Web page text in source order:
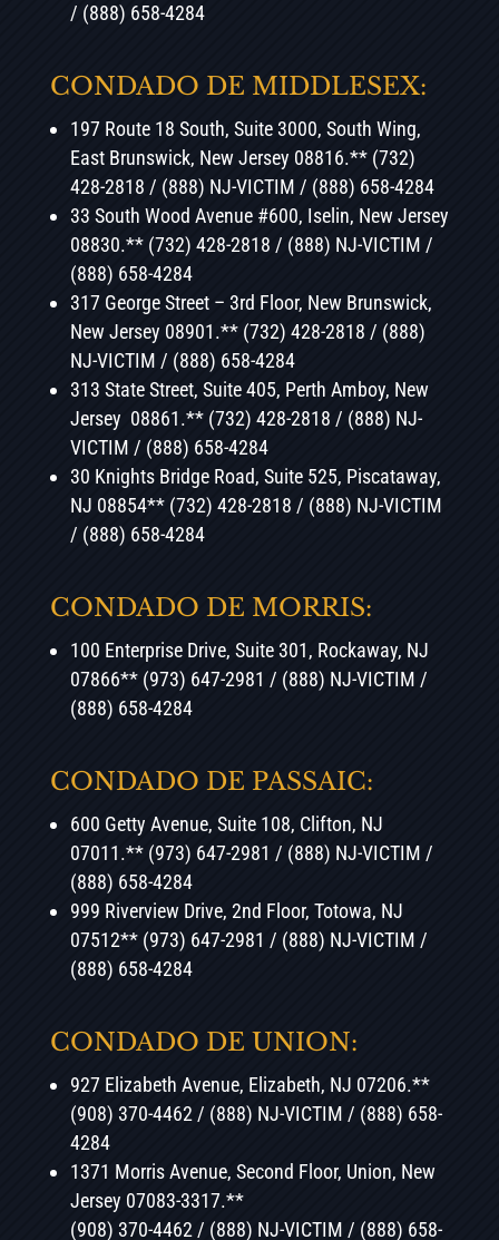
/ (888) 658-4284
CONDADO DE MIDDLESEX:
197 Route 18 South, Suite 3000, South Wing,
East Brunswick, New Jersey 08816.** (732)
428-2818 / (888) NJ-VICTIM / (888) 658-4284
33 South Wood Avenue #600, Iselin, New Jersey
08830.** (732) 428-2818 / (888) NJ-VICTIM /
(888) 658-4284
317 George Street – 3rd Floor, New Brunswick,
New Jersey 08901.** (732) 428-2818 / (888)
NJ-VICTIM / (888) 658-4284
313 State Street, Suite 405, Perth Amboy, New
Jersey 08861.** (732) 428-2818 / (888) NJ-
VICTIM / (888) 658-4284
30 Knights Bridge Road, Suite 525, Piscataway,
NJ 08854** (732) 428-2818 / (888) NJ-VICTIM
/ (888) 658-4284
CONDADO DE MORRIS:
100 Enterprise Drive, Suite 301, Rockaway, NJ
07866** (973) 647-2981 / (888) NJ-VICTIM /
(888) 658-4284
CONDADO DE PASSAIC:
600 Getty Avenue, Suite 108, Clifton, NJ
07011.** (973) 647-2981 / (888) NJ-VICTIM /
(888) 658-4284
999 Riverview Drive, 2nd Floor, Totowa, NJ
07512** (973) 647-2981 / (888) NJ-VICTIM /
(888) 658-4284
CONDADO DE UNION:
927 Elizabeth Avenue, Elizabeth, NJ 07206.**
(908) 370-4462 / (888) NJ-VICTIM / (888) 658-
4284
1371 Morris Avenue, Second Floor, Union, New
Jersey 07083-3317.**
(908) 370-4462 / (888) NJ-VICTIM / (888) 658-